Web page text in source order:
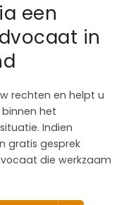
een
in
rechten en helpt u
het
Indien
gratis gesprek
die werkzaam